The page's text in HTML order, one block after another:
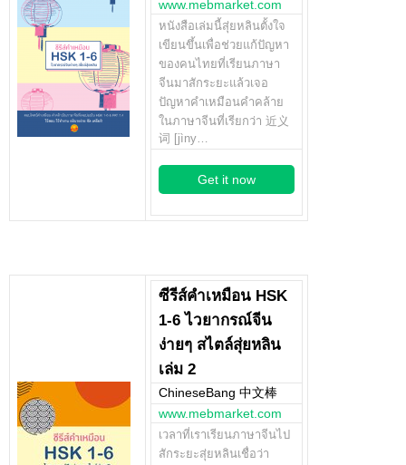
www.mebmarket.com
หนังสือเล่มนี้สุ่ยหลินตั้งใจ
เขียนขึ้นเพื่อช่วยแก้ปัญหา
ของคนไทยที่เรียนภาษา
จีนมาสักระยะแล้วเจอ
ปัญหาคำเหมือนคำคล้าย
ในภาษาจีนที่เรียกว่า 近义
词 [jìny…
Get it now
ซีรีส์คำเหมือน HSK
1-6 ไวยากรณ์จีน
ง่ายๆ สไตล์สุ่ยหลิน
เล่ม 2
ChineseBang 中文棒
www.mebmarket.com
เวลาที่เราเรียนภาษาจีนไป
สักระยะสุ่ยหลินเชื่อว่า